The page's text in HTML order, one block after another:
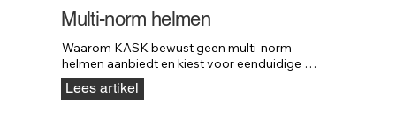
Multi-norm helmen
Waarom KASK bewust geen multi-norm
helmen aanbiedt en kiest voor eenduidige
veiligheid.
Lees artikel